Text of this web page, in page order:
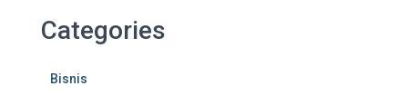
Categories
Bisnis